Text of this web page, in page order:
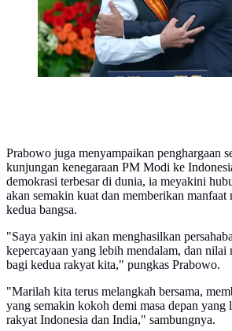
Prabowo juga menyampaikan penghargaan
kunjungan kenegaraan PM Modi ke
demokrasi terbesar di dunia, ia meyakini
akan semakin kuat dan memberikan manfaat
kedua bangsa.
"Saya yakin ini akan menghasilkan
kepercayaan yang lebih mendalam, dan nilai
bagi kedua rakyat kita," pungkas Prabowo.
"Marilah kita terus melangkah bersama,
yang semakin kokoh demi masa depan yang
rakyat Indonesia dan India," sambungnya.